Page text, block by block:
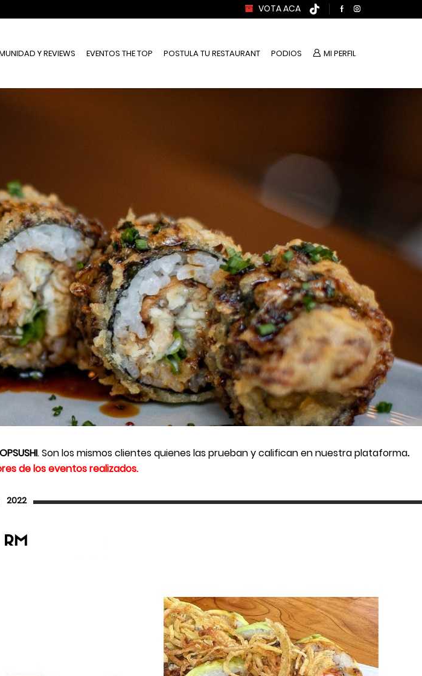
VOTA ACA
Y REVIEWS EVENTOS THE TOP POSTULA TU RESTAURANT PODIOS MI PERFIL
. Son los mismos clientes quienes las prueban y califican en nuestra plataforma.
de los eventos realizados.
2022